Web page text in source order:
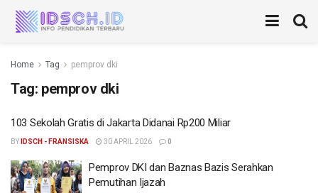
Home Tag pemprov dki
Tag: pemprov dki
103 Sekolah Gratis di Jakarta Didanai Rp200 Miliar
BY IDSCH - FRANSISKA 30 APRIL 2026 0
Pemprov DKI dan Baznas Bazis Serahkan
Pemutihan Ijazah